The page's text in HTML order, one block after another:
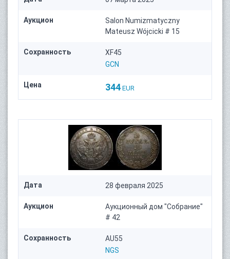
Аукцион
Salon Numizmatyczny
Mateusz Wójcicki # 15
Сохранность
XF45
GCN
Цена 344 EUR
Дата 28 февраля 2025
Аукцион
Аукционный дом "Собрание"
# 42
Сохранность
AU55
NGS